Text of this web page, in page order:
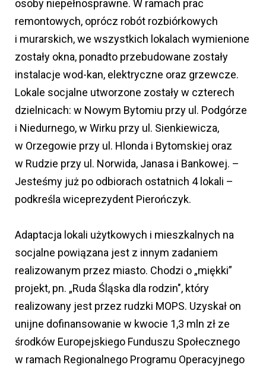
osoby niepełnosprawne. W ramach prac
remontowych, oprócz robót rozbiórkowych
i murarskich, we wszystkich lokalach wymienione
zostały okna, ponadto przebudowane zostały
instalacje wod-kan, elektryczne oraz grzewcze.
Lokale socjalne utworzone zostały w czterech
dzielnicach: w Nowym Bytomiu przy ul. Podgórze
i Niedurnego, w Wirku przy ul. Sienkiewicza,
w Orzegowie przy ul. Hlonda i Bytomskiej oraz
w Rudzie przy ul. Norwida, Janasa i Bankowej. –
Jesteśmy już po odbiorach ostatnich 4 lokali –
podkreśla wiceprezydent Pierończyk.
Adaptacja lokali użytkowych i mieszkalnych na
socjalne powiązana jest z innym zadaniem
realizowanym przez miasto. Chodzi o „miękki”
projekt, pn. „Ruda Śląska dla rodzin", który
realizowany jest przez rudzki MOPS. Uzyskał on
unijne dofinansowanie w kwocie 1,3 mln zł ze
środków Europejskiego Funduszu Społecznego
w ramach Regionalnego Programu Operacyjnego